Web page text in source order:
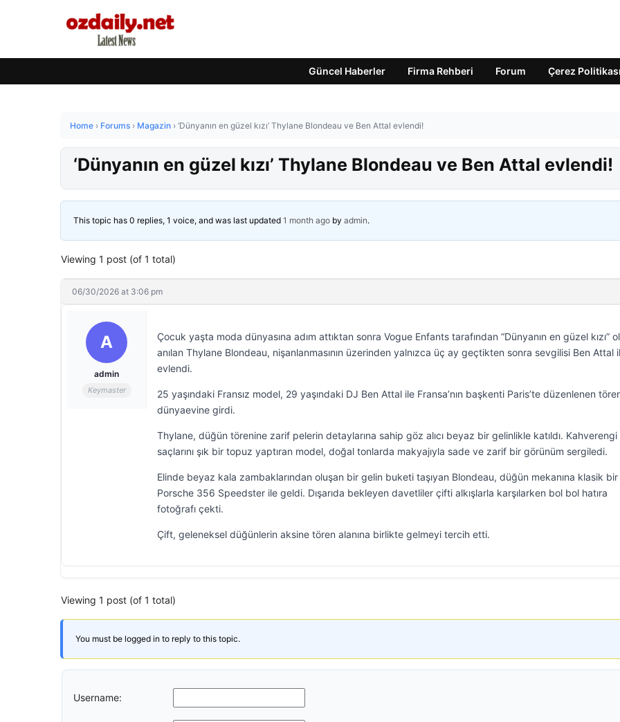
Güncel Haberler Firma Rehberi Forum Çerez Politikası
Home › Forums › Magazin › ‘Dünyanın en güzel kızı’ Thylane Blondeau ve Ben Attal evlendi!
‘Dünyanın en güzel kızı’ Thylane Blondeau ve Ben Attal evlendi!
This topic has 0 replies, 1 voice, and was last updated 1 month ago by admin.
Viewing 1 post (of 1 total)
06/30/2026 at 3:06 pm
A
admin
Keymaster
Çocuk yaşta moda dünyasına adım attıktan sonra Vogue Enfants tarafından “Dünyanın en güzel kızı”
anılan Thylane Blondeau, nişanlanmasının üzerinden yalnızca üç ay geçtikten sonra sevgilisi Ben Attal
evlendi.
25 yaşındaki Fransız model, 29 yaşındaki DJ Ben Attal ile Fransa’nın başkenti Paris’te düzenlenen
dünyaevine girdi.
Thylane, düğün törenine zarif pelerin detaylarına sahip göz alıcı beyaz bir gelinlikle katıldı. Kahverengi
saçlarını şık bir topuz yaptıran model, doğal tonlarda makyajıyla sade ve zarif bir görünüm sergiledi.
Elinde beyaz kala zambaklarından oluşan bir gelin buketi taşıyan Blondeau, düğün mekanına klasik bir
Porsche 356 Speedster ile geldi. Dışarıda bekleyen davetliler çifti alkışlarla karşılarken bol bol hatıra
fotoğrafı çekti.
Çift, geleneksel düğünlerin aksine tören alanına birlikte gelmeyi tercih etti.
Viewing 1 post (of 1 total)
You must be logged in to reply to this topic.
Username: